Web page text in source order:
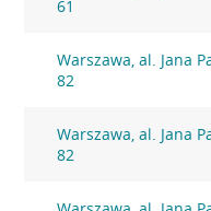
61
Warszawa, al. Jana
82
Warszawa, al. Jana
82